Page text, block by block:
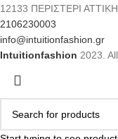
12133 ΠΕΡΙΣΤΕΡΙ
2106230003
info@intuitionfashion.gr
Intuitionfashion 2023.